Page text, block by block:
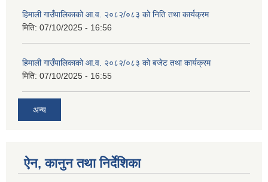
हिमाली गाउँपालिकाको आ.व. २०८२/०८३ को निति तथा कार्यक्रम
मिति: 07/10/2025 - 16:56
हिमाली गाउँपालिकाको आ.व. २०८२/०८३ को बजेट तथा कार्यक्रम
मिति: 07/10/2025 - 16:55
अन्य
ऐन, कानुन तथा निर्देशिका